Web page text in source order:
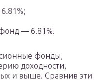
— 6.81%.
фонды,
доходности,
и выше. Сравнив эти